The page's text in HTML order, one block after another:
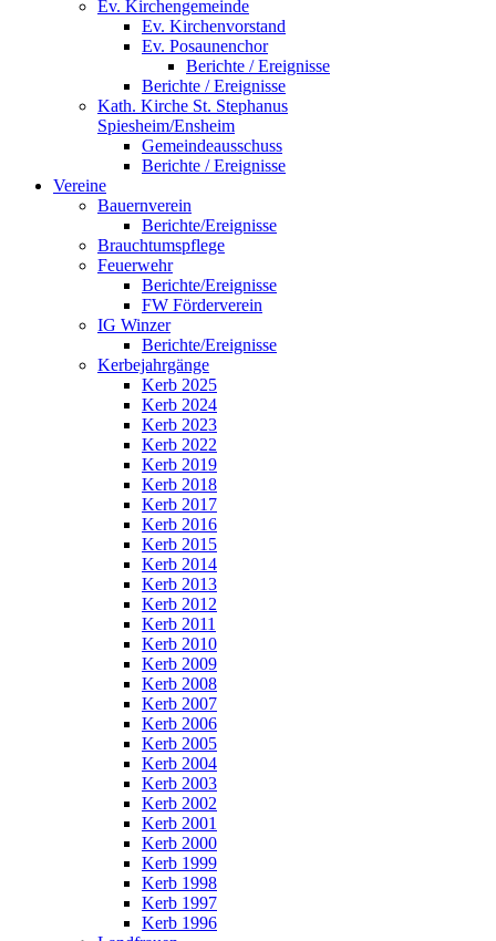
Ev. Kirchengemeinde
Ev. Kirchenvorstand
Ev. Posaunenchor
Berichte / Ereignisse
Berichte / Ereignisse
Kath. Kirche St. Stephanus
Spiesheim/Ensheim
Gemeindeausschuss
Berichte / Ereignisse
Vereine
Bauernverein
Berichte/Ereignisse
Brauchtumspflege
Feuerwehr
Berichte/Ereignisse
FW Förderverein
IG Winzer
Berichte/Ereignisse
Kerbejahrgänge
Kerb 2025
Kerb 2024
Kerb 2023
Kerb 2022
Kerb 2019
Kerb 2018
Kerb 2017
Kerb 2016
Kerb 2015
Kerb 2014
Kerb 2013
Kerb 2012
Kerb 2011
Kerb 2010
Kerb 2009
Kerb 2008
Kerb 2007
Kerb 2006
Kerb 2005
Kerb 2004
Kerb 2003
Kerb 2002
Kerb 2001
Kerb 2000
Kerb 1999
Kerb 1998
Kerb 1997
Kerb 1996